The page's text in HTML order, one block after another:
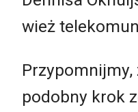
wież
Przypomnijmy,
podobny krok